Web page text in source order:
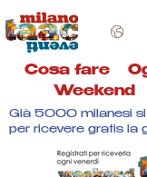
Cosa fare
Weekend
Già 5000 milanesi si
per ricevere gratis la